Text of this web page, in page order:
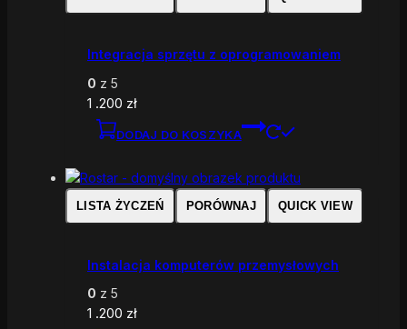
Integracja sprzętu z oprogramowaniem
0 z 5
1 .200 zł
DODAJ DO KOSZYKA
LISTA ŻYCZEŃ PORÓWNAJ QUICK VIEW
Instalacja komputerów przemysłowych
0 z 5
1 .200 zł